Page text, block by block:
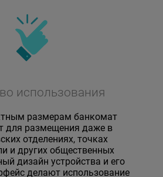
использования
размерам банкомат
для размещения даже в
отделениях, точках
и других общественных
дизайн устройства и его
делают использование